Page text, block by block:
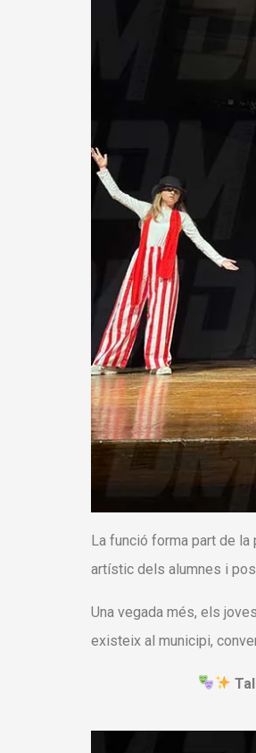
La funció forma part de
artístic dels alumnes i
Una vegada més, els
existeix al municipi,